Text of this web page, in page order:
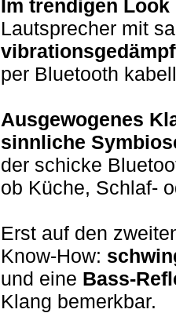
Im trendigen
Lautsprecher mit
per Bluetooth
Ausgewogenes
sinnliche
der schicke
ob Küche, Schlaf-
Erst auf den
Know-How:
und eine Bass-
Klang bemerkbar.